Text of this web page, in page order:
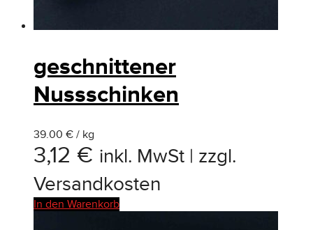
geschnittener
Nussschinken
39.00 € / kg
3,12 € inkl. MwSt | zzgl.
Versandkosten
In den Warenkorb